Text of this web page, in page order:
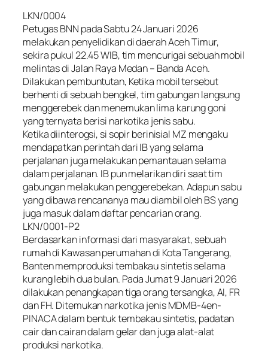
LKN/0004
Petugas BNN pada Sabtu 24 Januari 2026
melakukan penyelidikan di daerah Aceh Timur,
sekira pukul 22.45 WIB, tim mencurigai sebuah mobil
melintas di Jalan Raya Medan – Banda Aceh.
Dilakukan pembuntutan, Ketika mobil tersebut
berhenti di sebuah bengkel, tim gabungan langsung
menggerebek dan menemukan lima karung goni
yang ternyata berisi narkotika jenis sabu.
Ketika diinterogsi, si sopir berinisial MZ mengaku
mendapatkan perintah dari IB yang selama
perjalanan juga melakukan pemantauan selama
dalam perjalanan. IB pun melarikan diri saat tim
gabungan melakukan penggerebekan. Adapun sabu
yang dibawa rencananya mau diambil oleh BS yang
juga masuk dalam daftar pencarian orang.
LKN/0001-P2
Berdasarkan informasi dari masyarakat, sebuah
rumah di Kawasan perumahan di Kota Tangerang,
Banten memproduksi tembakau sintetis selama
kurang lebih dua bulan. Pada Jumat 9 Januari 2026
dilakukan penangkapan tiga orang tersangka, AI, FR
dan FH. Ditemukan narkotika jenis MDMB-4en-
PINACA dalam bentuk tembakau sintetis, padatan
cair dan cairan dalam gelar dan juga alat-alat
produksi narkotika.